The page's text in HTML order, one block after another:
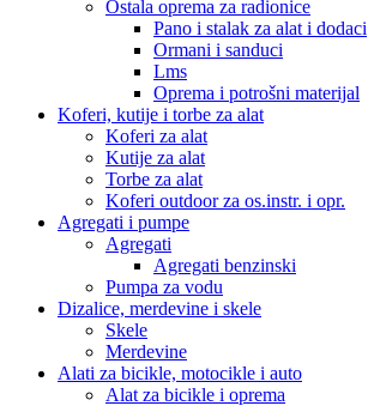
Ostala oprema za radionice
Pano i stalak za alat i dodaci
Ormani i sanduci
Lms
Oprema i potrošni materijal
Koferi, kutije i torbe za alat
Koferi za alat
Kutije za alat
Torbe za alat
Koferi outdoor za os.instr. i opr.
Agregati i pumpe
Agregati
Agregati benzinski
Pumpa za vodu
Dizalice, merdevine i skele
Skele
Merdevine
Alati za bicikle, motocikle i auto
Alat za bicikle i oprema